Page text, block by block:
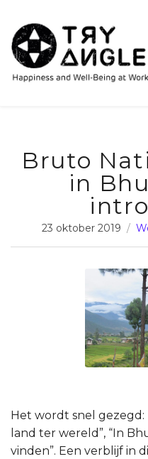
Bruto
in
23 oktober 2019
Het wordt snel
land ter wereld”, “In
vinden”. Een verblijf in